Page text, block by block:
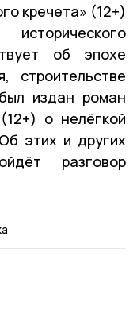
кречета» (12+)
об эпохе
строительстве
издан роман
о нелёгкой
этих и других
разговор